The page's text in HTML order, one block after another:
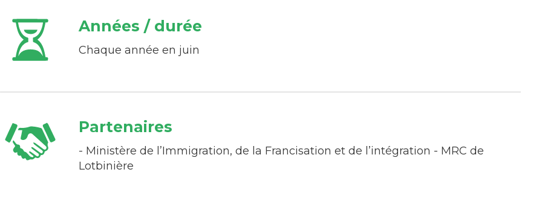
Années / durée
Chaque année en juin
Partenaires
- Ministère de l’Immigration, de la Francisation et de l’intégration - MRC de
Lotbinière